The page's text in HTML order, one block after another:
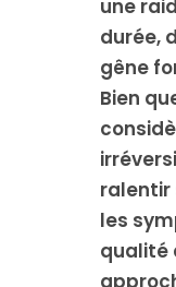
une
durée,
gêne
Bien
ralentir
les
qualité